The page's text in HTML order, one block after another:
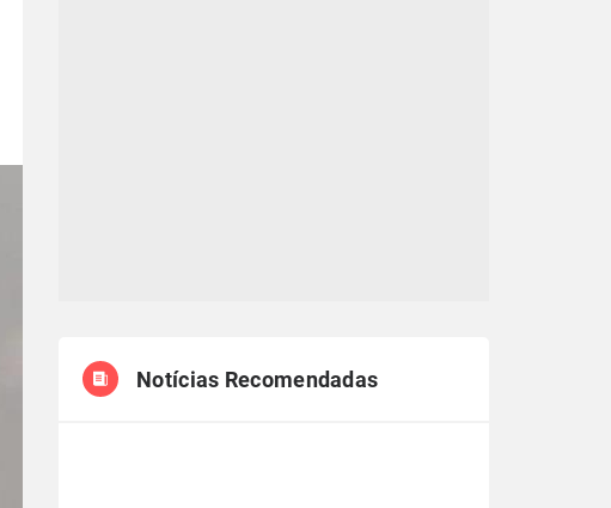
Notícias Recomendadas